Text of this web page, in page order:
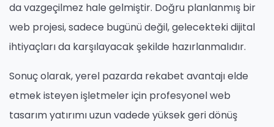
da vazgeçilmez hale gelmiştir. Doğru planlanmış bir
web projesi, sadece bugünü değil, gelecekteki dijital
ihtiyaçları da karşılayacak şekilde hazırlanmalıdır.
Sonuç olarak, yerel pazarda rekabet avantajı elde
etmek isteyen işletmeler için profesyonel web
tasarım yatırımı uzun vadede yüksek geri dönüş